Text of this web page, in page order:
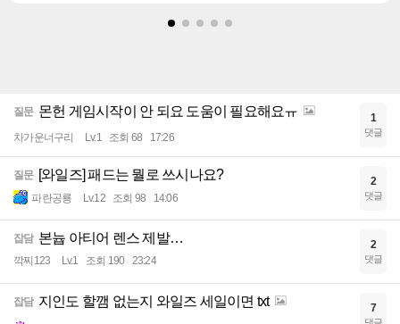
질문 몬헌 게임시작이 안 되요 도움이 필요해요ㅠ
차가운너구리 Lv.1 조회 68 17:26
1
댓글
질문 [와일즈] 패드는 뭘로 쓰시나요?
파란공룡 Lv.12 조회 98 14:06
2
댓글
잡담 본늅 아티어 렌스 제발…
깍찌123 Lv.1 조회 190 23:24
2
댓글
잡담 지인도 할깸 없는지 와일즈 세일이면 txt 7